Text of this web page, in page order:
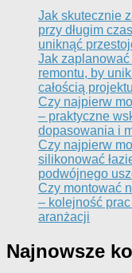
Jak skutecznie
przy długim
uniknąć
Jak
remontu, by
całością projektu
Czy najpierw
– praktyczne
dopasowania i
Czy najpierw
silikonować
podwójnego
Czy montować
– kolejność
aranżacji
Najnowsze